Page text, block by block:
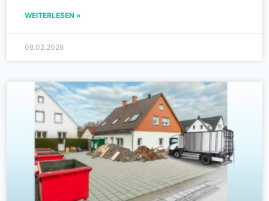
WEITERLESEN »
08.02.2026